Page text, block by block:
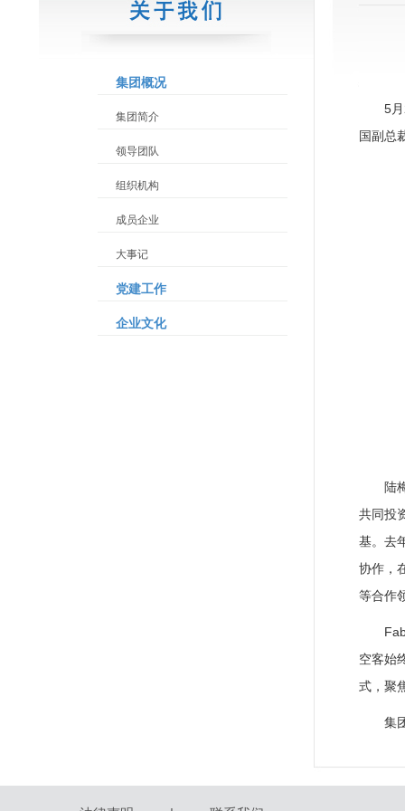
集团概况
集团简介
领导团队
组织机构
成员企业
大事记
党建工作
企业文化
5
国副总
陆
共同投
基。去
协作，
等合作
空客始
式，聚
集